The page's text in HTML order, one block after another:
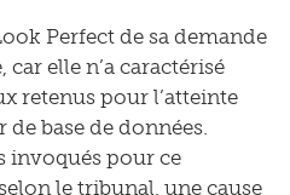
Perfect de sa demande
elle n’a caractérisé
retenus pour l’atteinte
base de données.
invoqués pour ce
le tribunal, une cause